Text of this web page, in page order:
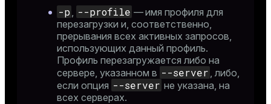
-p , --profile — имя профиля для
перезагрузки и, соответственно,
прерывания всех активных запросов,
использующих данный профиль.
Профиль перезагружается либо на
сервере, указанном в --server , либо,
если опция --server не указана, на
всех серверах.